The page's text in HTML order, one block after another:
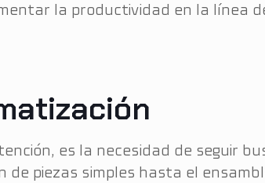
la productividad en la línea
es la necesidad de seguir
de piezas simples hasta el